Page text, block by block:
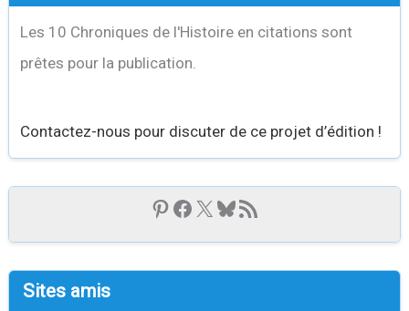
Les 10 Chroniques de l'Histoire en citations sont
prêtes pour la publication.
Contactez-nous pour discuter de ce projet d’édition !
Sites amis